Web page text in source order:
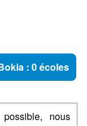
: 0 écoles
nous